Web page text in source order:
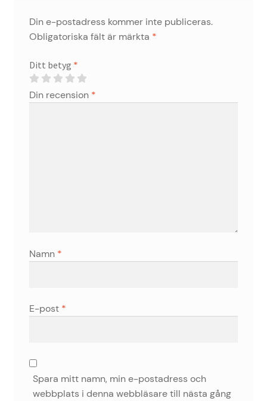
Din e-postadress kommer inte publiceras.
Obligatoriska fält är märkta *
Ditt betyg *
Din recension *
Namn *
E-post *
Spara mitt namn, min e-postadress och
webbplats i denna webbläsare till nästa gång